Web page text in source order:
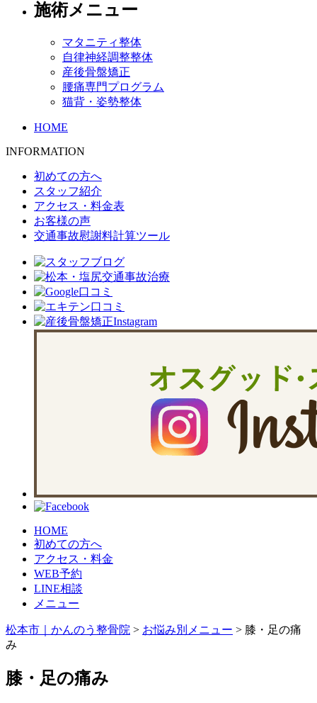
施術メニュー
マタニティ整体
自律神経調整整体
産後骨盤矯正
腰痛専門プログラム
猫背・姿勢整体
HOME
INFORMATION
初めての方へ
スタッフ紹介
アクセス・料金表
お客様の声
交通事故慰謝料計算ツール
HOME
初めての方へ
アクセス・料金
WEB予約
LINE相談
メニュー
松本市｜かんのう整骨院 > お悩み別メニュー > 膝・足の痛
み
膝・足の痛み